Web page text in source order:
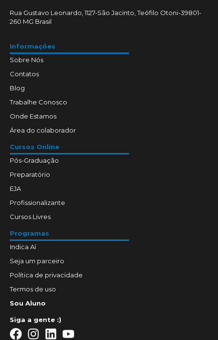
Rua Gustavo Leonardo, 1127-São Jacinto, Teófilo Otoni-39801-
260 MG Brasil
Informações
Sobre Nós
Contatos
Blog
Trabalhe Conosco
Onde Estamos
Área do colaborador
Cursos Online
Pós-Graduação
Preparatório
EJA
Profissionalizante
Cursos Livres
Programas
Indica Aí
Seja um parceiro
Política de privacidade
Termos de uso
Sou Aluno
Siga a gente :)